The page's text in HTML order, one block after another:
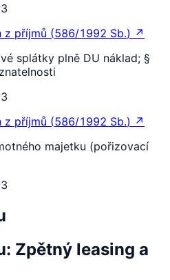
z příjmů (586/1992 Sb.) ↗
splátky plně DU náklad; §
z příjmů (586/1992 Sb.) ↗
majetku (pořizovací
Zpětný leasing a